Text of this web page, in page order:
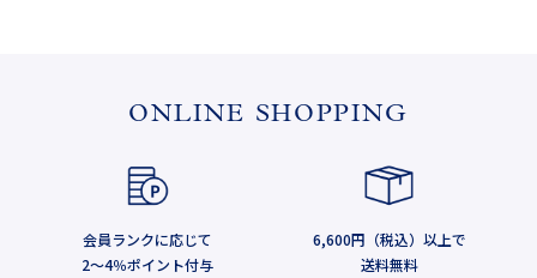
ONLINE SHOPPING
会員ランクに応じて
2～4％ポイント付与
6,600円（税込）以上で
送料無料